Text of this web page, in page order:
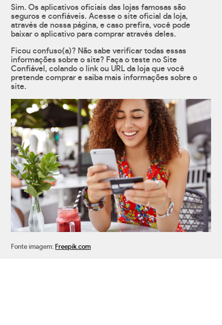
Sim. Os aplicativos oficiais das lojas famosas são
seguros e confiáveis. Acesse o site oficial da loja,
através de nossa página, e caso prefira, você pode
baixar o aplicativo para comprar através deles.
Ficou confuso(a)? Não sabe verificar todas essas
informações sobre o site? Faça o teste no Site
Confiável, colando o link ou URL da loja que você
pretende comprar e saiba mais informações sobre o
site.
Fonte imagem: Freepik.com